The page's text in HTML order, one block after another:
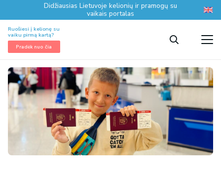
Didžiausias Lietuvoje kelionių ir pramogų su
vaikais portalas
Ruošiesi į kelionę su
vaiku pirmą kartą?
Pradėk nuo čia